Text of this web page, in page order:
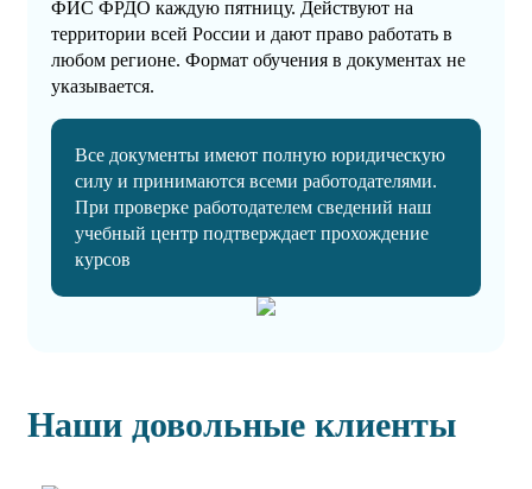
ФИС ФРДО каждую пятницу. Действуют на
территории всей России и дают право работать в
любом регионе. Формат обучения в документах не
указывается.
Все документы имеют полную юридическую
силу и принимаются всеми работодателями.
При проверке работодателем сведений наш
учебный центр подтверждает прохождение
курсов
Наши довольные клиенты